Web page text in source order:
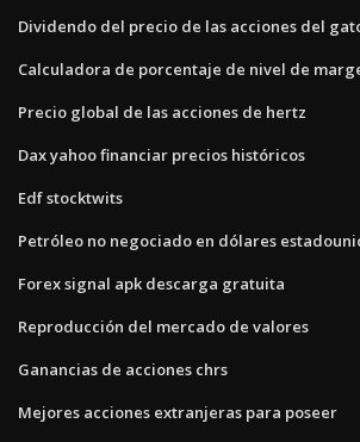
Dividendo del precio de las acciones del
Calculadora de porcentaje de nivel de
Precio global de las acciones de hertz
Dax yahoo financiar precios históricos
Edf stocktwits
Petróleo no negociado en dólares
Forex signal apk descarga gratuita
Reproducción del mercado de valores
Ganancias de acciones chrs
Mejores acciones extranjeras para poseer